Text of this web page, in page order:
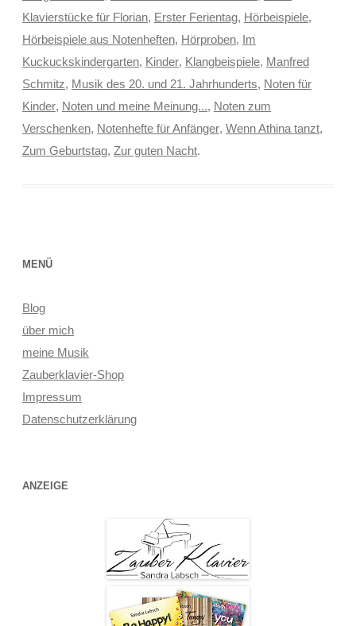
Klavierstücke für Florian, Erster Ferientag, Hörbeispiele,
Hörbeispiele aus Notenheften, Hörproben, Im
Kuckuckskindergarten, Kinder, Klangbeispiele, Manfred
Schmitz, Musik des 20. und 21. Jahrhunderts, Noten für
Kinder, Noten und meine Meinung..., Noten zum
Verschenken, Notenhefte für Anfänger, Wenn Athina tanzt,
Zum Geburtstag, Zur guten Nacht.
MENÜ
Blog
über mich
meine Musik
Zauberklavier-Shop
Impressum
Datenschutzerklärung
ANZEIGE